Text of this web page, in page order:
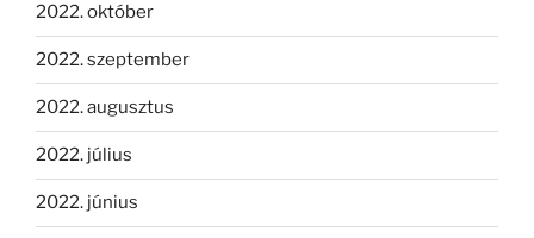
2022. október
2022. szeptember
2022. augusztus
2022. július
2022. június